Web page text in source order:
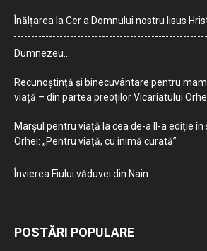
Înălțarea la Cer a Domnului nostru Iisus
Dumnezeu…
Recunoștință și binecuvântare pentru
viață – din partea preoților Vicariatului
Marșul pentru viață la cea de-a II-a ediție în
Orhei: „Pentru viață, cu inimă curată”
Învierea Fiului văduvei din Nain
POSTĂRI POPULARE